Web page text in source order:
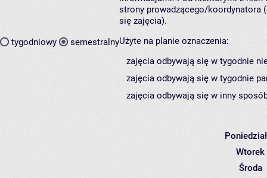
tygodniowy semestralny
strony prowadzącego/koordynatora
się zajęcia).
Użyte na planie oznaczenia:
zajęcia odbywają się w tygodnie
zajęcia odbywają się w tygodnie
zajęcia odbywają się w inny
Wtorek
Środa